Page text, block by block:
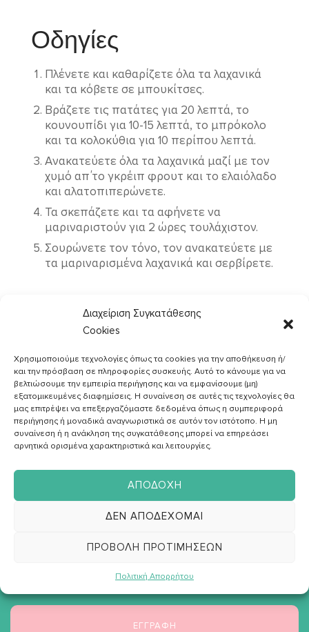
Διαχείριση Συγκατάθεσης
Cookies
Χρησιμοποιούμε τεχνολογίες όπως τα cookies για την αποθήκευση ή/
και την πρόσβαση σε πληροφορίες συσκευής. Αυτό το κάνουμε για να
βελτιώσουμε την εμπειρία περιήγησης και να εμφανίσουμε (μη)
εξατομικευμένες διαφημίσεις. Η συναίνεση σε αυτές τις τεχνολογίες θα
μας επιτρέψει να επεξεργαζόμαστε δεδομένα όπως η συμπεριφορά
περιήγησης ή μοναδικά αναγνωριστικά σε αυτόν τον ιστότοπο. Η μη
συναίνεση ή η ανάκληση της συγκατάθεσης μπορεί να επηρεάσει
αρνητικά ορισμένα χαρακτηριστικά και λειτουργίες.
ΑΠΟΔΟΧΉ
ΔΕΝ ΑΠΟΔΈΧΟΜΑΙ
ΠΡΟΒΟΛΉ ΠΡΟΤΙΜΉΣΕΩΝ
Πολιτική Απορρήτου
Οδηγίες
Πλένετε και καθαρίζετε όλα τα λαχανικά
και τα κόβετε σε μπουκίτσες.
Βράζετε τις πατάτες για 20 λεπτά, το
κουνουπίδι για 10-15 λεπτά, το μπρόκολο
και τα κολοκύθια για 10 περίπου λεπτά.
Ανακατεύετε όλα τα λαχανικά μαζί με τον
χυμό απ΄το γκρέιπ φρουτ και το ελαιόλαδο
και αλατοπιπερώνετε.
Τα σκεπάζετε και τα αφήνετε να
μαριναριστούν για 2 ώρες τουλάχιστον.
Σουρώνετε τον τόνο, τον ανακατεύετε με
τα μαριναρισμένα λαχανικά και σερβίρετε.
Εγγραφή στοNewsletter
Αποδέχομαι τηνΠολιτική Απορρήτουκαι επιθυμώ να